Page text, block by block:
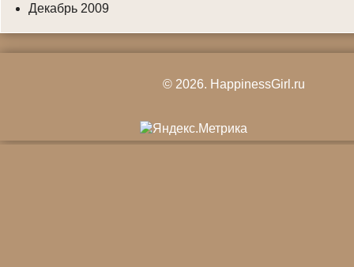
Декабрь 2009
© 2026. HappinessGirl.ru